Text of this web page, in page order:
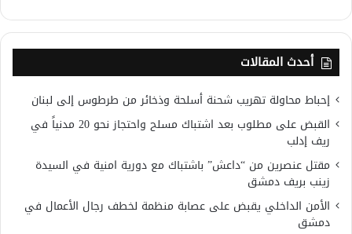
أحدث المقالات
إحباط محاولة تهريب شحنة أسلحة وذخائر من طرطوس إلى لبنان
القبض على مطلوب بعد اشتباك مسلح واحتجاز نحو 20 مدنياً في
ريف إدلب
مقتل عنصرين من “داعش” باشتباك مع دورية امنية في السيدة
زينب بريف دمشق
الأمن الداخلي يقبض على عصابة منظمة لخطف رجال الأعمال في
دمشق